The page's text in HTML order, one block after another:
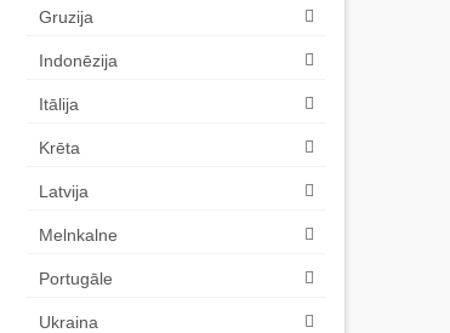
Gruzija
Indonēzija
Itālija
Krēta
Latvija
Melnkalne
Portugāle
Ukraina